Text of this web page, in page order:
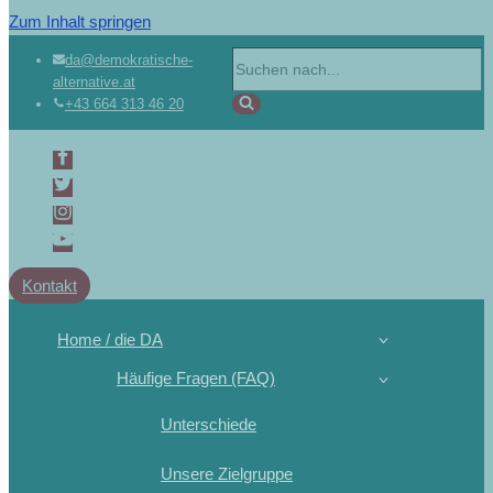
Zum Inhalt springen
da@demokratische-
alternative.at
+43 664 313 46 20
Kontakt
Home / die DA
Häufige Fragen (FAQ)
Unterschiede
Unsere Zielgruppe